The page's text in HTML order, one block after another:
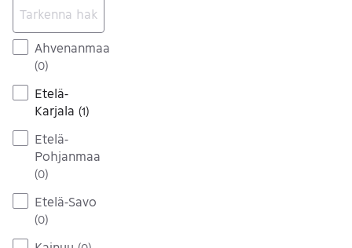
Ahvenanmaa
(0)
Etelä-
Karjala (1)
Etelä-
Pohjanmaa
(0)
Etelä-Savo
(0)